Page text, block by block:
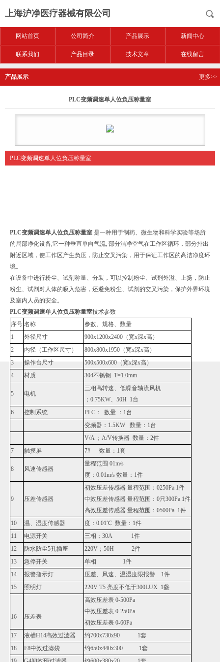
上海沪净医疗器械有限公司
网站首页 公司简介 产品展示 新闻中心
联系我们 产品目录 技术文章 在线留言
产品展示 更多>>
PLC变频调速单人位负压称量室
PLC变频调速单人位负压称量室
PLC变频调速单人位负压称量室 是一种用于制药、微生物和科学实验等场所
的局部净化设备,它一种垂直单向气流, 部分洁净空气在工作区循环，部分排出
附近区域，使工作区产生负压，防止交叉污染，用于保证工作区的高洁净度环
境。
在设备中进行粉尘、试剂称量、分装，可以控制粉尘、试剂外溢、上扬，防止
粉尘、试剂对人体的吸入危害，还避免粉尘、试剂的交叉污染，保护外界环境
及室内人员的安全。
PLC变频调速单人位负压称量室技术参数
序号 名称
参数、规格、数量
1
外径尺寸
900x1200x2400（宽x深x高）
2
内径（工作区尺寸）
800x800x1950（宽x深x高）
3
操作台尺寸
500x500x600（宽x深x高）
4
材质 304不锈钢 T=1.0mm
5 电机
三相高转速、低噪音轴流风机
；0.75KW、50H 1台
6
控制系统
PLC： 数量 ：1台
变频器：1.5KW 数量：1台
V/A ；A/V转换器 数量：2件
7
触摸屏 7# 数量：1套
8 风速传感器
量程范围 01m/s
度：0.01m/s 数量：1件
9 压差传感器
初效压差传感器 量程范围：0250Pa 1件
中效压差传感器 量程范围：0只300Pa 1件
高效压差传感器 量程范围：0500Pa 1件
10
温、湿度传感器
度：0.01℃ 数量：1件
11
电源开关
三相；30A 1件
12
防水防尘5孔插座
220V；50H 2件
13
急停开关
单相 1件
14
报警指示灯
压差、风速、温湿度限报警 1件
15
照明灯 220V T5 亮度不低于300LUX 1盏
16 压差表
高效压差表 0-500Pa
中效压差表 0-250Pa
初效压差表 0-60Pa
17
液槽H14高效过滤器
约700x730x90 1套
18
F8中效过滤袋
约650x440x300 1套